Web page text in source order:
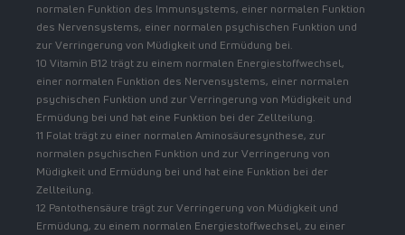
normalen Funktion des Immunsystems, einer normalen Funktion
des Nervensystems, einer normalen psychischen Funktion und
zur Verringerung von Müdigkeit und Ermüdung bei.
10 Vitamin B12 trägt zu einem normalen Energiestoffwechsel,
einer normalen Funktion des Nervensystems, einer normalen
psychischen Funktion und zur Verringerung von Müdigkeit und
Ermüdung bei und hat eine Funktion bei der Zellteilung.
11 Folat trägt zu einer normalen Aminosäuresynthese, zur
normalen psychischen Funktion und zur Verringerung von
Müdigkeit und Ermüdung bei und hat eine Funktion bei der
Zellteilung.
12 Pantothensäure trägt zur Verringerung von Müdigkeit und
Ermüdung, zu einem normalen Energiestoffwechsel, zu einer